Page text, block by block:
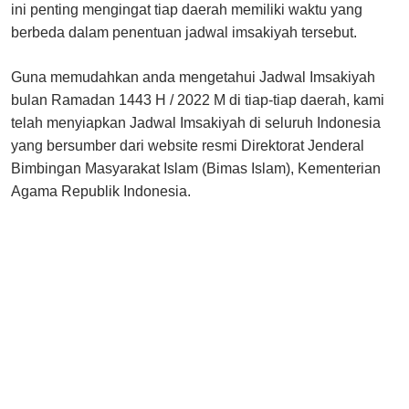
ini penting mengingat tiap daerah memiliki waktu yang
berbeda dalam penentuan jadwal imsakiyah tersebut.
Guna memudahkan anda mengetahui Jadwal Imsakiyah
bulan Ramadan 1443 H / 2022 M di tiap-tiap daerah, kami
telah menyiapkan Jadwal Imsakiyah di seluruh Indonesia
yang bersumber dari website resmi Direktorat Jenderal
Bimbingan Masyarakat Islam (Bimas Islam), Kementerian
Agama Republik Indonesia.